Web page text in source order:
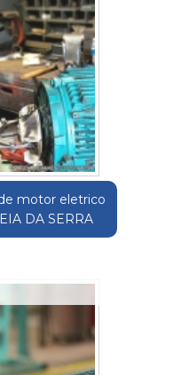
motor eletrico
DA SERRA